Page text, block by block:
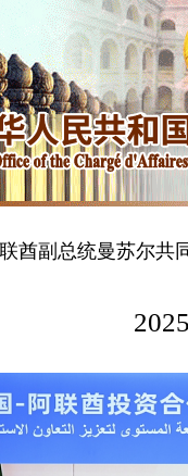
酋副总统曼苏尔共